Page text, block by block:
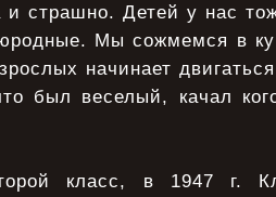
и страшно. Детей у нас
Мы сожмемся в
начинает
был веселый, качал
класс, в 1947 г.